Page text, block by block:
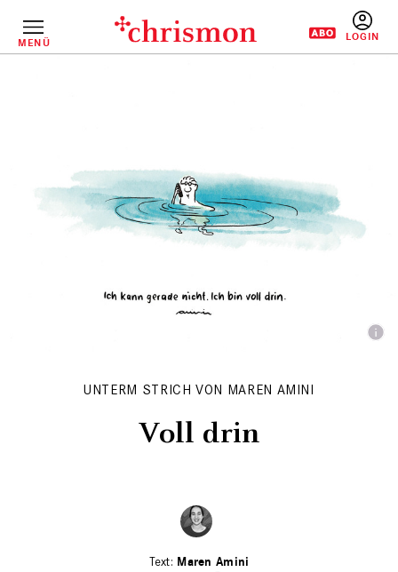
InhaltMENÜ
UNTERM STRICH VON MAREN AMINI
Voll drin
Maren Amini